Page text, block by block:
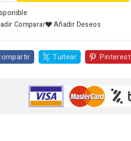
Comparar Añadir Deseos
Tuitear Pinterest